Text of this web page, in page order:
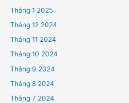
Tháng 1 2025
Tháng 12 2024
Tháng 11 2024
Tháng 10 2024
Tháng 9 2024
Tháng 8 2024
Tháng 7 2024